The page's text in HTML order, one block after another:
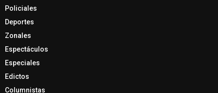
Policiales
Deportes
Zonales
Espectáculos
Especiales
Edictos
Columnistas